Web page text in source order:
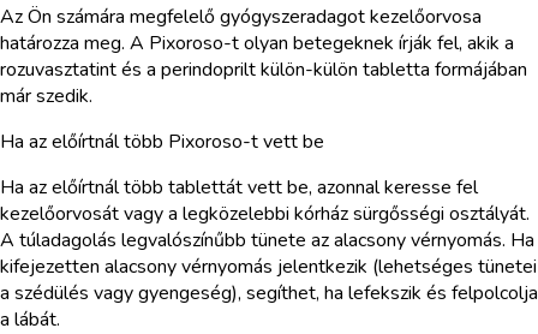
Az Ön számára megfelelő gyógyszeradagot kezelőorvosa
határozza meg. A Pixoroso-t olyan betegeknek írják fel, akik a
rozuvasztatint és a perindoprilt külön-külön tabletta formájában
már szedik.
Ha az előírtnál több Pixoroso-t vett be
Ha az előírtnál több tablettát vett be, azonnal keresse fel
kezelőorvosát vagy a legközelebbi kórház sürgősségi osztályát.
A túladagolás legvalószínűbb tünete az alacsony vérnyomás. Ha
kifejezetten alacsony vérnyomás jelentkezik (lehetséges tünetei
a szédülés vagy gyengeség), segíthet, ha lefekszik és felpolcolja
a lábát.